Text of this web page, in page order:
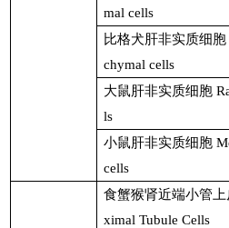
mal cells
比格犬肝非实质细胞
chymal cells
大鼠肝非实质细胞
ls
小鼠肝非实质细胞
cells
食蟹猴肾近端小管
ximal Tubule Cells